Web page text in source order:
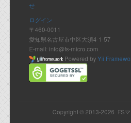
せ
ログイン
〒460-0011
愛知県名古屋市中区大須4-1-57
E-mail: info@fs-micro.com
Powered byYii
Copyright © 2013-2026 FSマ